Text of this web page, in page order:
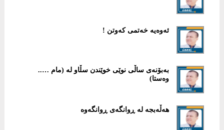
ئەوەیە خەتمی کەوتن !
بەبۆنەی ساڵی نوێی خوێندن سڵاو لە (مام …..
وەستا)
هەڵەبجە لە ڕوانگەی ڕوانگەوە